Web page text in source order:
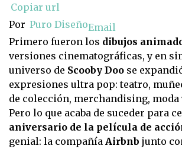
Copiar url
Por Puro DiseñoEmail
Primero fueron los dibujos
versiones cinematográficas, y en
universo de Scooby Doo se
expresiones ultra pop: teatro,
de colección, merchandising, moda
Pero lo que acaba de suceder para
aniversario de la película de
genial: la compañía Airbnb junto